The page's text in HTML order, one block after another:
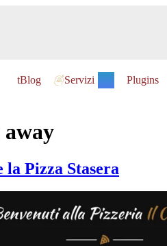
tBlog Servizi Plugins
away
Pizza Stasera